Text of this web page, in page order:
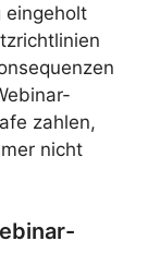
eingeholt
zahlen,
nicht